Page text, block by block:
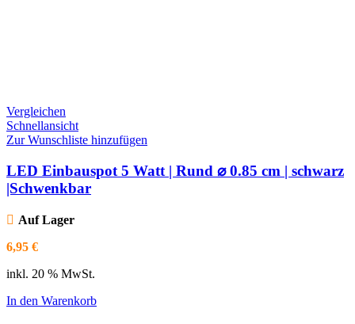
Vergleichen
Schnellansicht
Zur Wunschliste hinzufügen
LED Einbauspot 5 Watt | Rund ⌀ 0.85 cm | schwarz
|Schwenkbar
Auf Lager
6,95 €
inkl. 20 % MwSt.
In den Warenkorb